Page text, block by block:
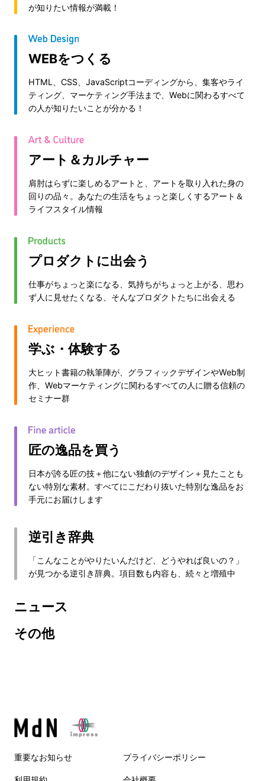
が知りたい情報が満載！
WEBをつくる
HTML、CSS、JavaScriptコーディングから、集客やライ
ティング、マーケティング手法まで、Webに関わるすべて
の人が知りたいことが分かる！
アート＆カルチャー
肩肘はらずに楽しめるアートと、アートを取り入れた身の
回りの品々。あなたの生活をちょっと楽しくするアート＆
ライフスタイル情報
プロダクトに出会う
仕事がちょっと楽になる、気持ちがちょっと上がる、思わ
ず人に見せたくなる、そんなプロダクトたちに出会える
学ぶ・体験する
大ヒット書籍の執筆陣が、グラフィックデザインやWeb制
作、Webマーケティングに関わるすべての人に贈る信頼の
セミナー群
匠の逸品を買う
日本が誇る匠の技＋他にない独創のデザイン＋見たことも
ない特別な素材。すべてにこだわり抜いた特別な逸品をお
手元にお届けします
逆引き辞典
「こんなことがやりたいんだけど、どうやれば良いの？」
が見つかる逆引き辞典。項目数も内容も、続々と増殖中
ニュース
その他
重要なお知らせ プライバシーポリシー